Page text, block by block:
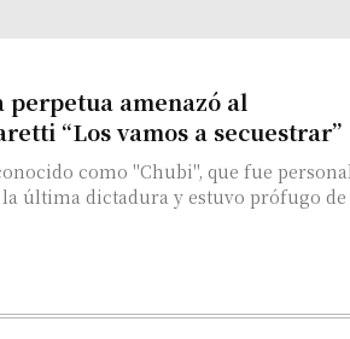
perpetua amenazó al
“Los vamos a secuestrar”
como "Chubi", que fue
última dictadura y estuvo prófugo de